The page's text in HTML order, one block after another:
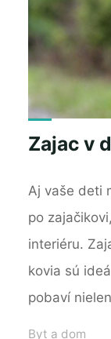
ako
Zajac v
Aj vaše deti
po
interiéru.
kovia sú
pobaví
Byt a dom